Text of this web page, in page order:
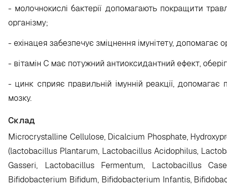
- молочнокислі бактерії допомагають покращити
організму;
- ехінацея забезпечує зміцнення імунітету, допомагає
- вітамін C має потужний антиоксидантний ефект,
- цинк сприяє правильній імунній реакції,
мозку.
Склад
Microcrystalline Cellulose, Dicalcium Phosphate,
(lactobacillus Plantarum, Lactobacillus Acidophilus,
Gasseri, Lactobacillus Fermentum, Lactobacillus
Bifidobacterium Bifidum, Bifidobacterium Infantis,